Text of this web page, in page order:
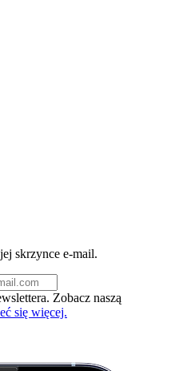
skrzynce e-mail.
Zobacz naszą
się więcej.